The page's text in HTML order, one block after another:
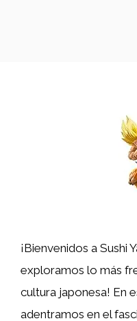
¡Bienvenidos a Sushi
exploramos lo más
cultura japonesa! En
adentramos en el